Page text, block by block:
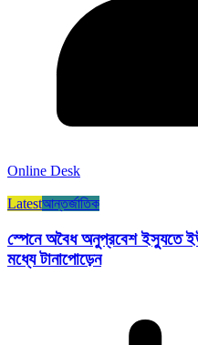
Online Desk
Latestআন্তর্জাতিক
স্পেনে অবৈধ অনুপ্রবেশ ইস্যুতে
মধ্যে টানাপোড়েন